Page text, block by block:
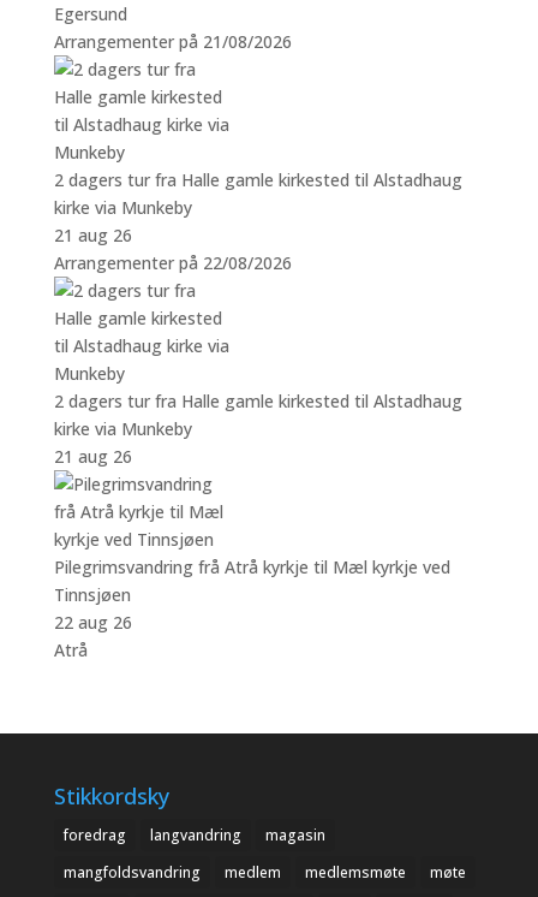
Egersund
Arrangementer på 21/08/2026
2 dagers tur fra Halle gamle kirkested til Alstadhaug
kirke via Munkeby
21 aug 26
Arrangementer på 22/08/2026
2 dagers tur fra Halle gamle kirkested til Alstadhaug
kirke via Munkeby
21 aug 26
Pilegrimsvandring frå Atrå kyrkje til Mæl kyrkje ved
Tinnsjøen
22 aug 26
Atrå
Stikkordsky
foredrag langvandring
magasin
mangfoldsvandring
medlem medlemsmøte
møte